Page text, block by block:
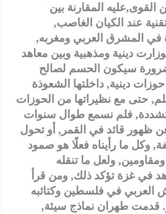
المقارنة بين
عند الكيان الغاصب,
في المشرق العربي ومغربه,
دينية ومذهبية وبين معاهد
سيكون الحسم لصالح
دينية, داخلتها الشعوذة
حتى مع نظيراتها من الحوزات
فلم نسمع طوال سنوات
ظهور قائد في القمر, أو تحول
وكل ما رأيناه فعلًا هو صمود
ولعل ما تنقله
في غزة تؤكد ذلك, ومن قرأ
العربي في فلسطين وكتائبه
قدمت طهران نماذج سيئة,